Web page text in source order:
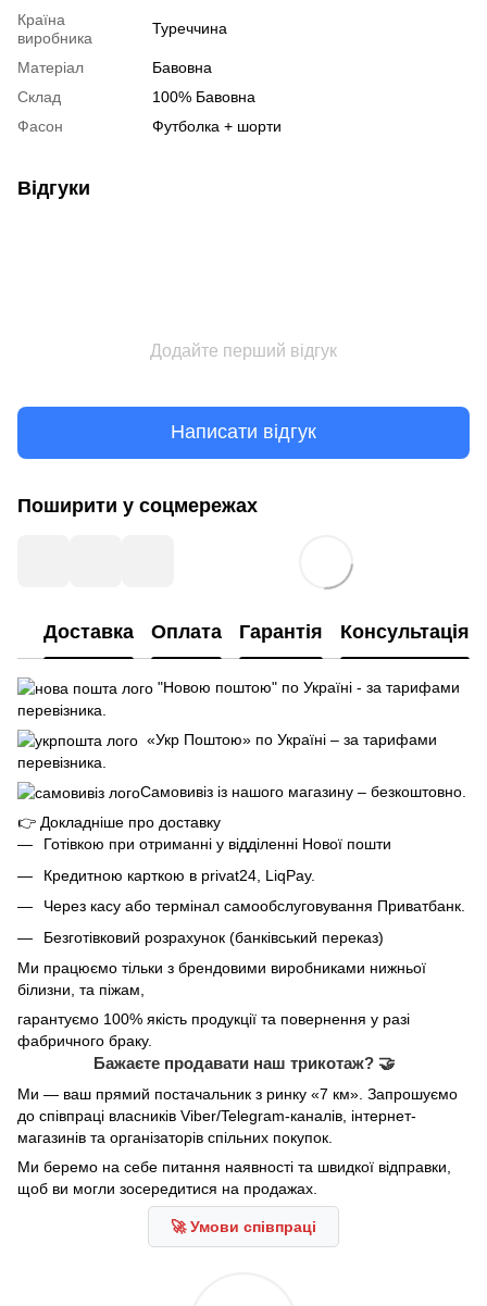
Країна
виробника
Туреччина
Матеріал
Бавовна
Склад
100% Бавовна
Фасон
Футболка + шорти
Відгуки
Додайте перший відгук
Написати відгук
Поширити у соцмережах
Доставка Оплата Гарантія Консультація
"Новою поштою" по Україні - за тарифами
перевізника.
«Укр Поштою» по Україні – за тарифами
перевізника.
Самовивіз із нашого магазину – безкоштовно.
👉 Докладніше про доставку
Готівкою при отриманні у відділенні Нової пошти
Кредитною карткою в privat24, LiqPay.
Через касу або термінал самообслуговування Приватбанк.
Безготівковий розрахунок (банківський переказ)
Ми працюємо тільки з брендовими виробниками нижньої
білизни, та піжам,
гарантуємо 100% якість продукції та повернення у разі
фабричного браку.
Бажаєте продавати наш трикотаж? 🤝
Ми — ваш прямий постачальник з ринку «7 км». Запрошуємо
до співпраці власників Viber/Telegram-каналів, інтернет-
магазинів та організаторів спільних покупок.
Ми беремо на себе питання наявності та швидкої відправки,
щоб ви могли зосередитися на продажах.
🚀 Умови співпраці